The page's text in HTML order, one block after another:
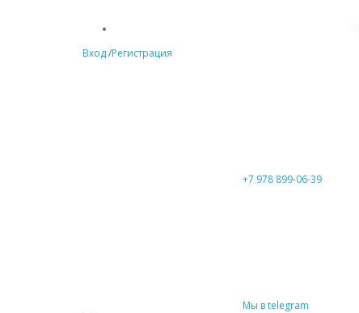
Вход/Регистрация
+7 978 899-06-39
Мы в telegram